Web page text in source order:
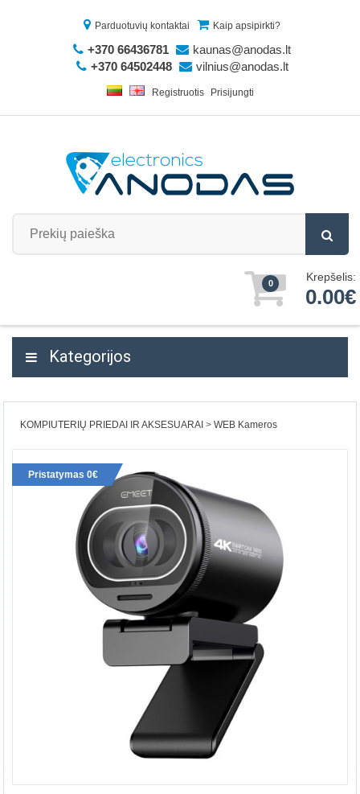
Parduotuvių kontaktai Kaip apsipirkti?
+370 66436781
kaunas@anodas.lt
+370 64502448
vilnius@anodas.lt
Registruotis Prisijungti
0 Krepšelis:
0.00€
Kategorijos
KOMPIUTERIŲ PRIEDAI IR AKSESUARAI WEB Kameros
Pristatymas 0€